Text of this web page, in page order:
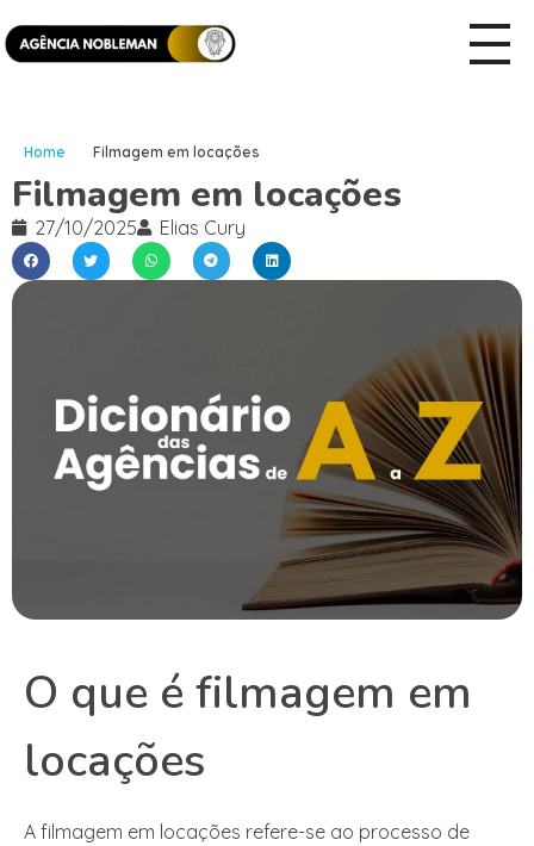
Home Filmagem em locações
Filmagem em locações
27/10/2025 Elias Cury
O que é filmagem em
locações
A filmagem em locações refere-se ao processo de